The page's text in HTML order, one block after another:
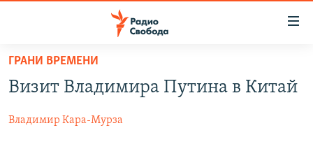
упрощенного
доступа
АВТОРСКИЕ ПРОЕКТЫ
ГРАНИ ВРЕМЕНИ
Визит Владимира Путина в Китай
Владимир Кара-Мурза